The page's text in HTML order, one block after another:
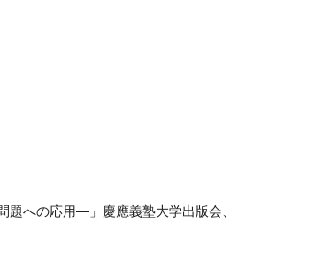
への応用―」慶應義塾大学出版会、